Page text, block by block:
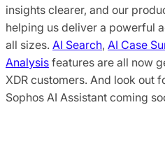
insights clearer, and our
helping us deliver a powerful
all sizes. AI Search, AI Case
Analysis features are all now
XDR customers. And look out
Sophos AI Assistant coming